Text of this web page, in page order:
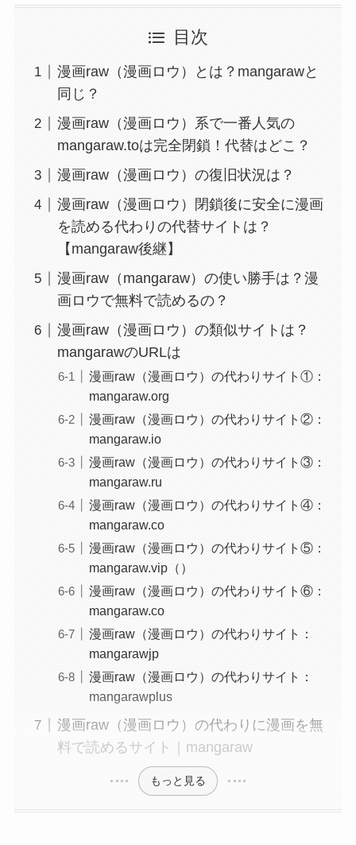
目次
漫画raw（漫画ロウ）とは？mangarawと
同じ？
漫画raw（漫画ロウ）系で一番人気の
mangaraw.toは完全閉鎖！代替はどこ？
漫画raw（漫画ロウ）の復旧状況は？
漫画raw（漫画ロウ）閉鎖後に安全に漫画
を読める代わりの代替サイトは？
【mangaraw後継】
漫画raw（mangaraw）の使い勝手は？漫
画ロウで無料で読めるの？
漫画raw（漫画ロウ）の類似サイトは？
mangarawのURLは
漫画raw（漫画ロウ）の代わりサイト①：
mangaraw.org
漫画raw（漫画ロウ）の代わりサイト②：
mangaraw.io
漫画raw（漫画ロウ）の代わりサイト③：
mangaraw.ru
漫画raw（漫画ロウ）の代わりサイト④：
mangaraw.co
漫画raw（漫画ロウ）の代わりサイト⑤：
mangaraw.vip（）
漫画raw（漫画ロウ）の代わりサイト⑥：
mangaraw.co
漫画raw（漫画ロウ）の代わりサイト：
mangarawjp
漫画raw（漫画ロウ）の代わりサイト：
mangarawplus
漫画raw（漫画ロウ）の代わりに漫画を無
料で読めるサイト｜mangaraw
もっと見る